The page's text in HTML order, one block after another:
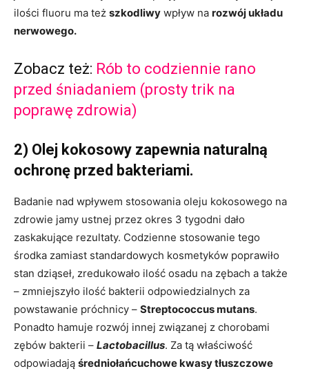
ilości fluoru ma też szkodliwy wpływ na rozwój układu
nerwowego.
Zobacz też: Rób to codziennie rano
przed śniadaniem (prosty trik na
poprawę zdrowia)
2) Olej kokosowy zapewnia naturalną
ochronę przed bakteriami.
Badanie nad wpływem stosowania oleju kokosowego na
zdrowie jamy ustnej przez okres 3 tygodni dało
zaskakujące rezultaty. Codzienne stosowanie tego
środka zamiast standardowych kosmetyków poprawiło
stan dziąseł, zredukowało ilość osadu na zębach a także
– zmniejszyło ilość bakterii odpowiedzialnych za
powstawanie próchnicy – Streptococcus mutans.
Ponadto hamuje rozwój innej związanej z chorobami
zębów bakterii – Lactobacillus. Za tą właściwość
odpowiadają średniołańcuchowe kwasy tłuszczowe